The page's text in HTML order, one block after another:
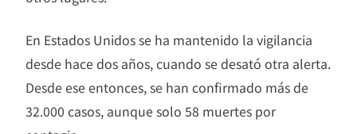
En Estados Unidos se ha mantenido la vigilancia
desde hace dos años, cuando se desató otra alerta.
Desde ese entonces, se han confirmado más de
32.000 casos, aunque solo 58 muertes por